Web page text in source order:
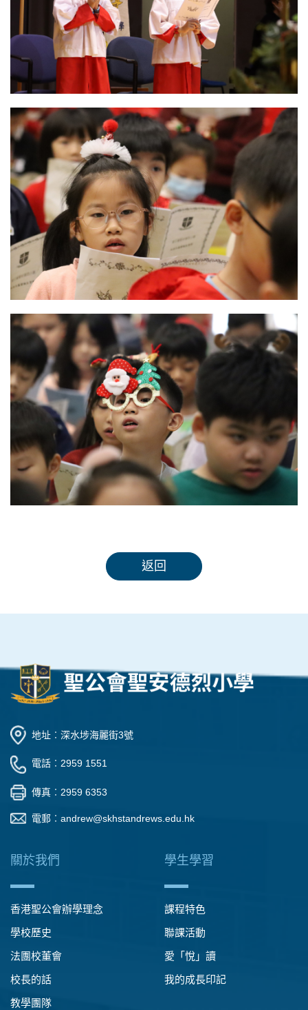
返回
地址︰深水埗海麗街3號
電話︰2959 1551
傳真︰2959 6353
電郵︰ andrew@skhstandrews.edu.hk
關於我們
香港聖公會辦學理念
學校歷史
法團校董會
校長的話
教學團隊
學生學習
課程特色
聯課活動
愛「悅」讀
我的成長印記